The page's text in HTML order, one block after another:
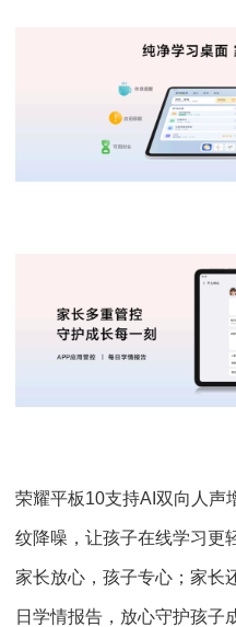
荣耀平板10支持AI双向人声
纹降噪，让孩子在线学习更
家长放心，孩子专心；家长
日学情报告，放心守护孩子